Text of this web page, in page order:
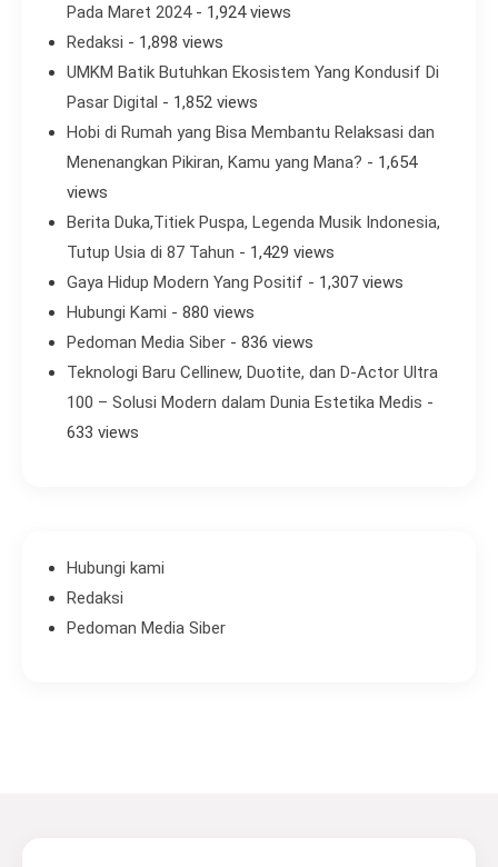
Pada Maret 2024- 1,924 views
Redaksi - 1,898 views
UMKM Batik Butuhkan Ekosistem Yang Kondusif Di
Pasar Digital - 1,852 views
Hobi di Rumah yang Bisa Membantu Relaksasi dan
Menenangkan Pikiran, Kamu yang Mana? - 1,654
views
Berita Duka,Titiek Puspa, Legenda Musik Indonesia,
Tutup Usia di 87 Tahun - 1,429 views
Gaya Hidup Modern Yang Positif - 1,307 views
Hubungi Kami - 880 views
Pedoman Media Siber - 836 views
Teknologi Baru Cellinew, Duotite, dan D-Actor Ultra
100 – Solusi Modern dalam Dunia Estetika Medis -
633 views
Hubungi kami
Redaksi
Pedoman Media Siber